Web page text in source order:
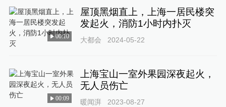
00:10
屋顶黑烟直上，上海一居民楼突
发起火，消防1小时内扑灭
大都会 2024-05-22
00:09
上海宝山一室外果园深夜起火，
无人员伤亡
暖闻湃 2023-08-27